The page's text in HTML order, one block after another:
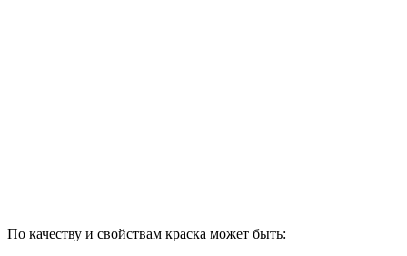
По качеству и свойствам краска может быть: